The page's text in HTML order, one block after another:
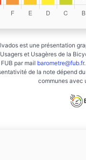
est une présentation
et Usagères de la
par mail barometre@fub.fr
de la note dépend
communes avec